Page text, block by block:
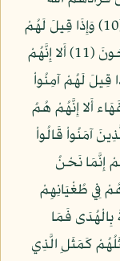
مَرَضاً وَلَهُم عَذَابٌ أَلِيمٌ بِمَا كَانُوا يَكْذِبُونَ (10) وَإِذَا قِيلَ لَهُمْ
لاَ تُفْسِدُواْ فِي الأَرْضِ قَالُواْ إِنَّمَا نَحْنُ مُصْلِحُونَ (11) أَلا إِنَّهُمْ
وَلَكِن لاَّ يَشْعُرُونَ (12) وَإِذَا قِيلَ لَهُمْ آمِنُواْ
أَلا إِنَّهُمْ هُمُ
وَإِذَا لَقُواْ الَّذِينَ آمَنُواْ قَالُواْ
إِنَّمَا نَحْنُ
فِي طُغْيَانِهِمْ
بِالْهُدَى فَمَا
وَمَا كَانُواْ مُهْتَدِينَ (16) مَثَلُهُمْ كَمَثَلِ الَّذِي